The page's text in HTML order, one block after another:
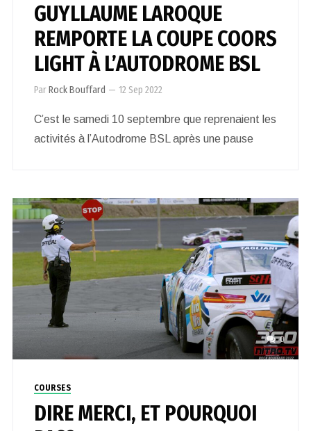
GUYLLAUME LAROQUE
REMPORTE LA COUPE COORS
LIGHT À L’AUTODROME BSL
ParRock Bouffard — 12 Sep 2022
C’est le samedi 10 septembre que reprenaient les
activités à l’Autodrome BSL après une pause
0
COURSES
DIRE MERCI, ET POURQUOI